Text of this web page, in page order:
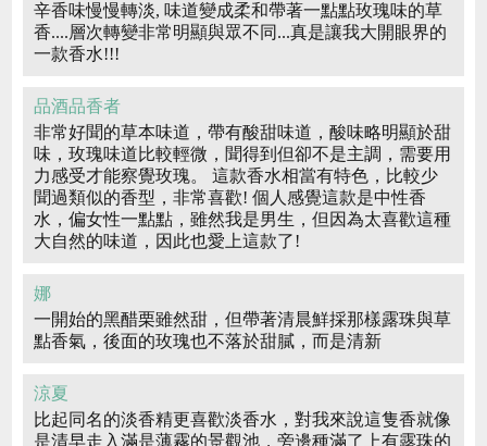
辛香味慢慢轉淡, 味道變成柔和帶著一點點玫瑰味的草
香....層次轉變非常明顯與眾不同...真是讓我大開眼界的
一款香水!!!
品酒品香者
非常好聞的草本味道，帶有酸甜味道，酸味略明顯於甜
味，玫瑰味道比較輕微，聞得到但卻不是主調，需要用
力感受才能察覺玫瑰。 這款香水相當有特色，比較少
聞過類似的香型，非常喜歡! 個人感覺這款是中性香
水，偏女性一點點，雖然我是男生，但因為太喜歡這種
大自然的味道，因此也愛上這款了!
娜
一開始的黑醋栗雖然甜，但帶著清晨鮮採那樣露珠與草
點香氣，後面的玫瑰也不落於甜膩，而是清新
涼夏
比起同名的淡香精更喜歡淡香水，對我來說這隻香就像
是清早走入滿是薄霧的景觀池，旁邊種滿了上有露珠的